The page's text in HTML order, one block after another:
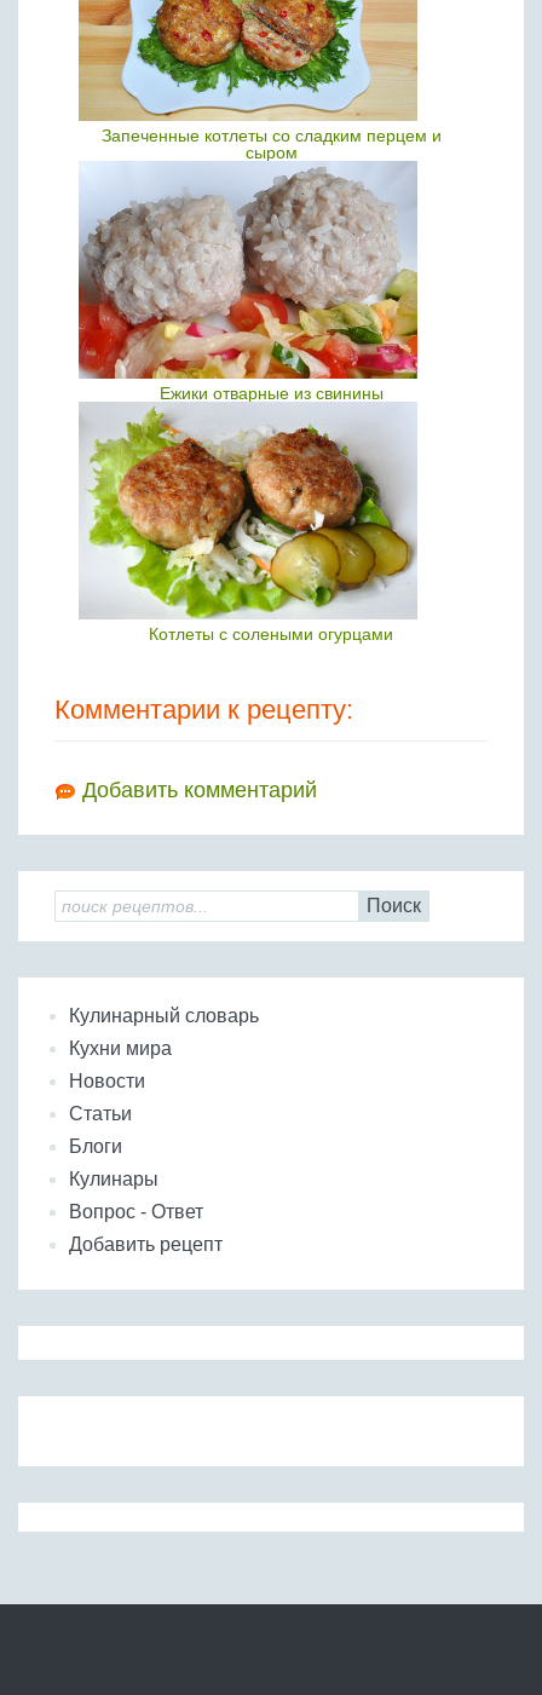
Запеченные котлеты со сладким перцем и
сыром
Ежики отварные из свинины
Котлеты с солеными огурцами
Комментарии к рецепту:
Добавить комментарий
Поиск
Кулинарный словарь
Кухни мира
Новости
Статьи
Блоги
Кулинары
Вопрос - Ответ
Добавить рецепт